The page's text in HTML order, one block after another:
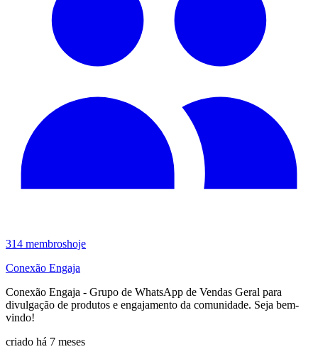
314 membroshoje
Conexão Engaja
Conexão Engaja - Grupo de WhatsApp de Vendas Geral para
divulgação de produtos e engajamento da comunidade. Seja bem-
vindo!
criado há 7 meses